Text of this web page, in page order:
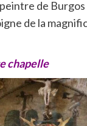
de Burgos
de la
chapelle